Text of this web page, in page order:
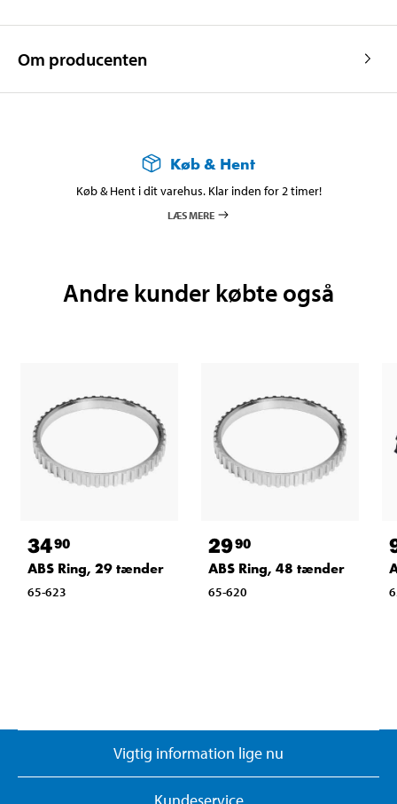
Om producenten
Køb & Hent
Køb & Hent i dit varehus. Klar inden for 2 timer!
LÆS MERE
Andre kunder købte også
3490
ABS Ring, 29 tænder
65-623
2990
ABS Ring, 48 tænder
65-620
Vigtig information lige nu